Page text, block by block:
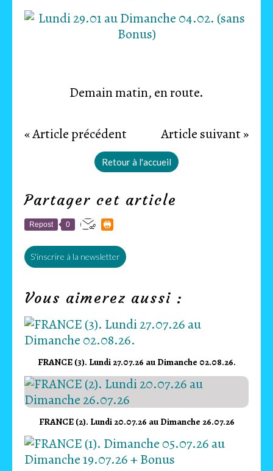
Demain matin, en route.
« Article précédent Article suivant »
Retour à l'accueil
Partager cet article
Repost 0
S'inscrire à la newsletter
Vous aimerez aussi :
FRANCE (3). Lundi 27.07.26 au Dimanche 02.08.26.
FRANCE (2). Lundi 20.07.26 au Dimanche 26.07.26